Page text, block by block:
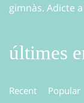
gimnàs. Adicte
últimes
Recent Popular